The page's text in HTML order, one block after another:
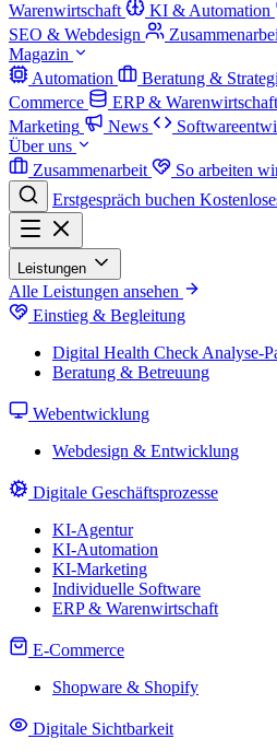
Warenwirtschaft
KI & Automation
SEO & Webdesign
Magazin
Automation
Beratung &
Commerce
ERP & Warenwirtschaft
Marketing
News
Über uns
Zusammenarbeit
So arbeiten
Erstgespräch buchen
Leistungen
Alle Leistungen ansehen
Einstieg & Begleitung
Digital Health Check Analyse-
Beratung & Betreuung
Webentwicklung
Webdesign & Entwicklung
Digitale Geschäftsprozesse
KI-Agentur
KI-Automation
KI-Marketing
Individuelle Software
ERP & Warenwirtschaft
E-Commerce
Shopware & Shopify
Digitale Sichtbarkeit